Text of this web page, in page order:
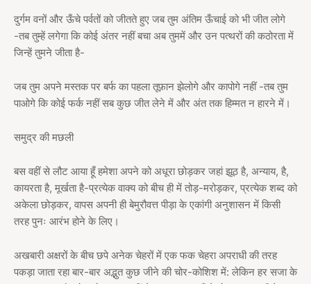
दुर्गम वनों और ऊँचे पर्वतों को जीतते हुए जब तुम अंतिम ऊँचाई को भी जीत लोगे
-तब तुम्हें लगेगा कि कोई अंतर नहीं बचा अब तुममें और उन पत्थरों की कठोरता में
जिन्हें तुमने जीता है-
जब तुम अपने मस्तक पर बर्फ का पहला तूफ़ान झेलोगे और कापोगे नहीं -तब तुम
पाओगे कि कोई फर्क नहीं सब कुछ जीत लेने में और अंत तक हिम्मत न हारने में।
समुद्र की मछली
बस वहीं से लौट आया हूँ हमेशा अपने को अधूरा छोड़कर जहां झूठ है, अन्याय, है,
कायरता है, मूर्खता है-प्रत्येक वाक्य को बीच ही में तोड़-मरोड़कर, प्रत्येक शब्द को
अकेला छोड़कर, वापस अपनी ही बेमुरौवत्त पीड़ा के एकांगी अनुशासन में किसी
तरह पुनः आरंभ होने के लिए।
अखबारी अक्षरों के बीच छपे अनेक चेहरों में एक फक चेहरा अपराधी की तरह
पकड़ा जाता रहा बार-बार अद्भुत कुछ जीने की चोर-कोशिश में: लेकिन हर सजा के